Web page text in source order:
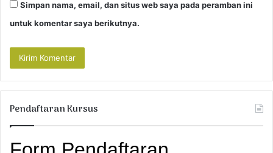
Simpan nama, email, dan situs web saya pada peramban ini
untuk komentar saya berikutnya.
Pendaftaran Kursus